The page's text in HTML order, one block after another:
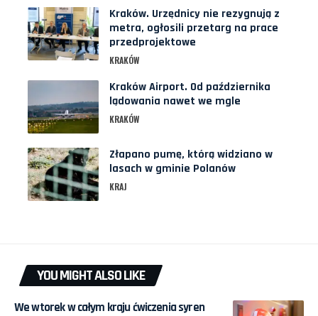
Kraków. Urzędnicy nie rezygnują z
metra, ogłosili przetarg na prace
przedprojektowe
KRAKÓW
Kraków Airport. Od października
lądowania nawet we mgle
KRAKÓW
Złapano pumę, którą widziano w
lasach w gminie Polanów
KRAJ
YOU MIGHT ALSO LIKE
We wtorek w całym kraju ćwiczenia syren